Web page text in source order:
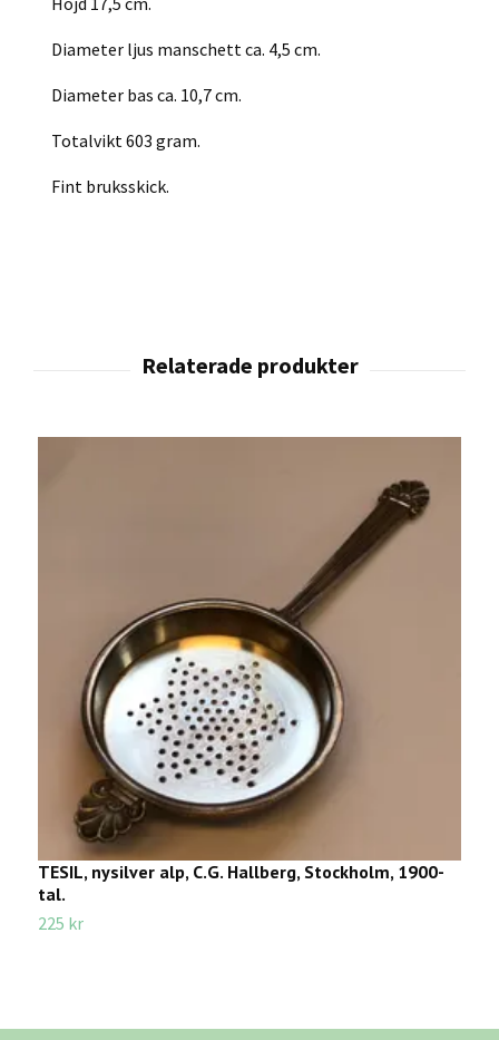
Diameter ljus manschett ca. 4,5 cm.
Diameter bas ca. 10,7 cm.
Totalvikt 603 gram.
Fint bruksskick.
TESIL, nysilver alp, C.G. Hallberg, Stockholm, 1900-
tal.
225 kr